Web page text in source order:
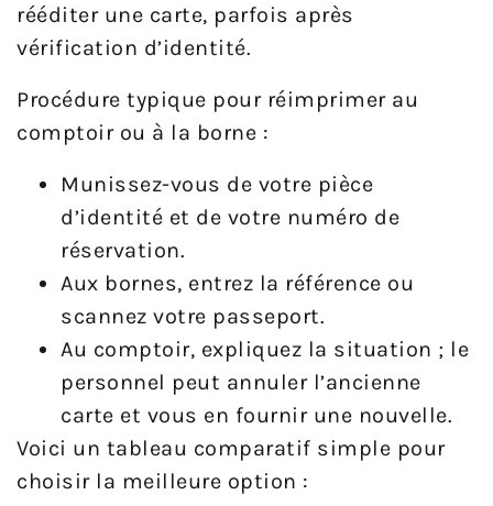
rééditer une carte, parfois après
vérification d’identité.
Procédure typique pour réimprimer au
comptoir ou à la borne :
Munissez-vous de votre pièce
d’identité et de votre numéro de
réservation.
Aux bornes, entrez la référence ou
scannez votre passeport.
Au comptoir, expliquez la situation ; le
personnel peut annuler l’ancienne
carte et vous en fournir une nouvelle.
Voici un tableau comparatif simple pour
choisir la meilleure option :